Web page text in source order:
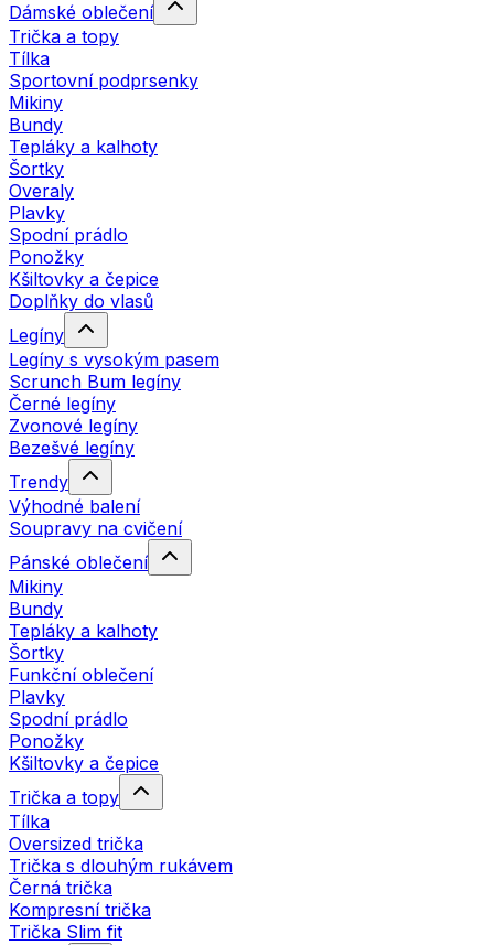
Dámské oblečení
Trička a topy
Tílka
Sportovní podprsenky
Mikiny
Bundy
Tepláky a kalhoty
Šortky
Overaly
Plavky
Spodní prádlo
Ponožky
Kšiltovky a čepice
Doplňky do vlasů
Legíny
Legíny s vysokým pasem
Scrunch Bum legíny
Černé legíny
Zvonové legíny
Bezešvé legíny
Trendy
Výhodné balení
Soupravy na cvičení
Pánské oblečení
Mikiny
Bundy
Tepláky a kalhoty
Šortky
Funkční oblečení
Plavky
Spodní prádlo
Ponožky
Kšiltovky a čepice
Trička a topy
Tílka
Oversized trička
Trička s dlouhým rukávem
Černá trička
Kompresní trička
Trička Slim fit